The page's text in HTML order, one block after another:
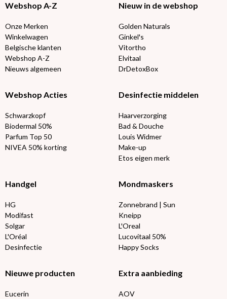
Webshop A-Z
Onze Merken
Winkelwagen
Belgische klanten
Webshop A-Z
Nieuws algemeen
Nieuw in de webshop
Golden Naturals
Ginkel's
Vitortho
Elvitaal
DrDetoxBox
Webshop Acties
Schwarzkopf
Biodermal 50%
Parfum Top 50
NIVEA 50% korting
Desinfectie middelen
Haarverzorging
Bad & Douche
Louis Widmer
Make-up
Etos eigen merk
Handgel
HG
Modifast
Solgar
L'Oréal
Desinfectie
Mondmaskers
Zonnebrand | Sun
Kneipp
L'Oreal
Lucovitaal 50%
Happy Socks
Nieuwe producten
Eucerin
Extra aanbieding
AOV